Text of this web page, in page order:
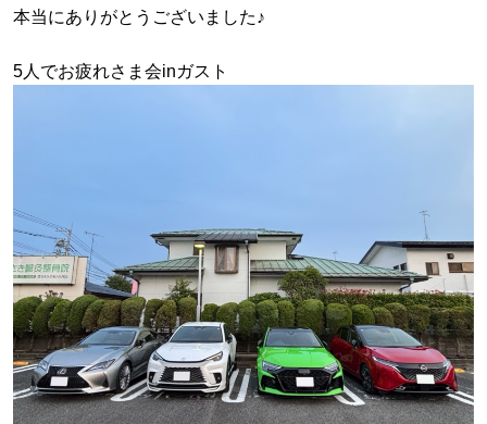
本当にありがとうございました♪
5人でお疲れさま会inガスト